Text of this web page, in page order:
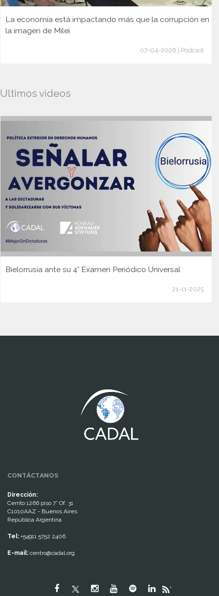
La economía está impactando más que la corrupción en
la imagen de Milei
07-04-2026 | Podcast
Ultimos videos
Bielorrusia ante su 4° Examen Periódico Universal
21-11-2025
CONTÁCTANOS
Dirección:
Cerrito 1266 piso 7° Of. 31
C1010AAZ - Buenos Aires
República Argentina
Tel: +54911 5752 2406
E-mail: centro@cadal.org
"